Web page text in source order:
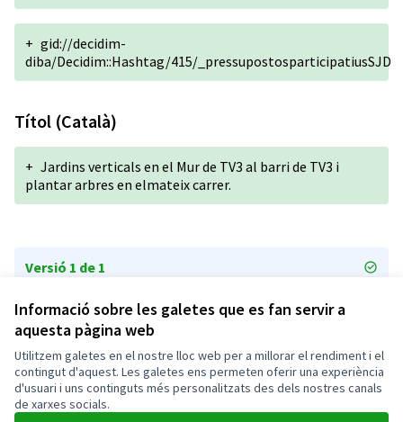
Informació sobre les galetes que es fan servir a
aquesta pàgina web
Utilitzem galetes en el nostre lloc web per a millorar el rendiment i el
contingut d'aquest. Les galetes ens permeten oferir una experiència
d'usuari i uns continguts més personalitzats des dels nostres canals
de xarxes socials.
+ gid://decidim-
diba/Decidim::Hashtag/415/_pressupostosparticipatiusSJD
Títol (Català)
+ Jardins verticals en el Mur de TV3 al barri de TV3 i
plantar arbres en elmateix carrer.
Versió 1 de 1
Termes i condicions d'ús
Configuració de les galetes
Ajuntament de Sant Joan Despí a X
(Enllaç extern)
Ajuntament de Sant Joan Despí a Facebook
(Enllaç extern)
Ajuntament de Sant Joan Despí a Instagram
(Enllaç extern)
Ajuntament de Sant Joan Despí a YouTube
(Enllaç extern)
Triar la llenguaElegir el idioma